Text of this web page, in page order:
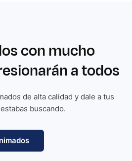
con mucho
a todos
de alta calidad y dale a tus
buscando.